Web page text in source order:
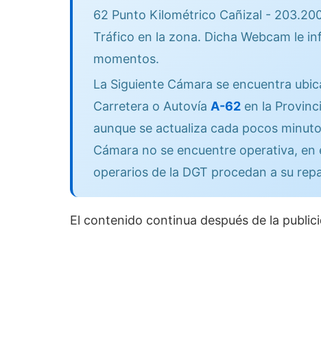
62 Punto Kilométrico Cañizal -
Tráfico en la zona. Dicha Webcam le
momentos.
La Siguiente Cámara se encuentra
Carretera o Autovía A-62 en la
aunque se actualiza cada pocos
Cámara no se encuentre operativa,
operarios de la DGT procedan a su
El contenido continua después de la